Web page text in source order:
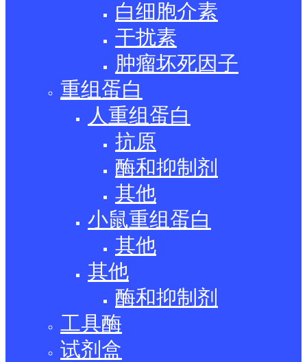
白细胞介素
干扰素
肿瘤坏死因子
重组蛋白
人重组蛋白
抗原
酶和抑制剂
其他
小鼠重组蛋白
其他
其他
酶和抑制剂
工具酶
试剂盒